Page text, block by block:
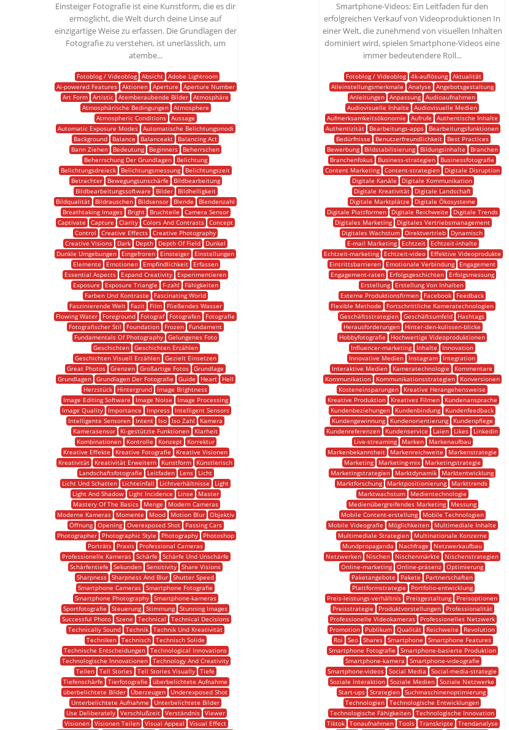
Einsteiger Fotografie ist eine Kunstform, die es dir
ermöglicht, die Welt durch deine Linse auf
einzigartige Weise zu erfassen. Die Grundlagen der
Fotografie zu verstehen, ist unerlässlich, um
atembe...
Fotoblog / Videoblog Absicht
Adobe Lightroom
Ai-powered Features
Aktionen Aperture
Aperture Number
Art Form
Artistic Atemberaubende Bilder
Atmosphäre
Atmosphärische Bedingungen
Atmosphere
Atmospheric Conditions
Aussage
Automatic Exposure Modes
Automatische Belichtungsmodi
Background
Balance Balanceakt
Balancing Act
Bann Ziehen
Bedeutung Beginners
Beherrschen
Beherrschung Der Grundlagen
Belichtung
Belichtungsdreieck
Belichtungsmessung
Belichtungszeit
Betrachter
Bewegungsunschärfe
Bildbearbeitung
Bildbearbeitungssoftware
Bilder
Bildhelligkeit
Bildqualität
Bildrauschen Bildsensor Blende
Blendenzahl
Breathtaking Images
Bright Bruchteile
Camera Sensor
Captivate
Capture Clarity Colors And Contrasts Concept
Control
Creative Effects Creative Photography
Creative Visions
Dark Depth Depth Of Field
Dunkel
Dunkle Umgebungen
Eingefroren Einsteiger
Einstellungen
Elemente
Emotionen Empfindlichkeit
Erfassen
Essential Aspects
Expand Creativity
Experimentieren
Exposure
Exposure Triangle F-zahl
Fähigkeiten
Farben Und Kontraste
Fascinating World
Faszinierende Welt
Fazit Film
Fließendes Wasser
Flowing Water
Foreground Fotograf Fotografen
Fotografie
Fotografischer Stil
Foundation Frozen
Fundament
Fundamentals Of Photography
Gelungenes Foto
Geschichten
Geschichten Erzählen
Geschichten Visuell Erzählen
Gezielt Einsetzen
Great Photos Grenzen Großartige Fotos Grundlage
Grundlagen
Grundlagen Der Fotografie Guide Heart
Hell
Herzstück
Hintergrund
Image Brightness
Image Editing Software
Image Noise
Image Processing
Image Quality
Importance Impress
Intelligent Sensors
Intelligente Sensoren
Intent Iso Iso Zahl
Kamera
Kamerasensor
Ki-gestützte Funktionen
Klarheit
Kombinationen
Kontrolle Konzept
Korrektur
Kreative Effekte
Kreative Fotografie
Kreative Visionen
Kreativität
Kreativität Erweitern Kunstform
Künstlerisch
Landschaftsfotografie
Leitfaden Lens
Licht
Licht Und Schatten
Lichteinfall Lichtverhältnisse
Light
Light And Shadow
Light Incidence Linse
Master
Mastery Of The Basics
Menge
Modern Cameras
Moderne Kameras
Momente Mood Motion Blur
Objektiv
Öffnung
Opening Overexposed Shot
Passing Cars
Photographer
Photographic Style Photography
Photoshop
Porträts
Praxis
Professional Cameras
Professionelle Kameras Schärfe
Schärfe Und Unschärfe
Schärfentiefe
Sekunden Sensitivity Share Visions
Sharpness Sharpness And Blur Shutter Speed
Smartphone Cameras Smartphone Fotografie
Smartphone Photography
Smartphone-kameras
Sportfotografie
Steuerung Stimmung Stunning Images
Successful Photo
Szene Technical
Technical Decisions
Technically Sound Technik Technik Und Kreativität
Techniken
Technisch
Technisch Solide
Technische Entscheidungen Technological Innovations
Technologische Innovationen Technology And Creativity
Teilen Tell Stories Tell Stories Visually Tiefe
Tiefenschärfe
Tierfotografie
überbelichtete Aufnahme
überbelichtete Bilder
Überzeugen
Underexposed Shot
Unterbelichtete Aufnahme
Unterbelichtete Bilder
Use Deliberately
Verschlußzeit Verständnis
Viewer
Visionen Visionen Teilen Visual Appeal
Visual Effect
Smartphone-Videos: Ein Leitfaden für den
erfolgreichen Verkauf von Videoproduktionen In
einer Welt, die zunehmend von visuellen Inhalten
dominiert wird, spielen Smartphone-Videos eine
immer bedeutendere Roll...
Fotoblog / Videoblog 4k-auflösung Aktualität
Alleinstellungsmerkmale
Analyse
Angebotsgestaltung
Anleitungen
Anpassung
Audioaufnahmen
Audiovisuelle Inhalte
Audiovisuelle Medien
Aufmerksamkeitsökonomie
Aufrufe
Authentische Inhalte
Authentizität
Bearbeitungs-apps
Bearbeitungsfunktionen
Bedürfnisse
Benutzerfreundlichkeit
Best Practices
Bewerbung
Bildstabilisierung Bildungsinhalte
Branchen
Branchenfokus
Business-strategien
Businessfotografie
Content Marketing
Content-strategien
Digitale Disruption
Digitale Kanäle
Digitale Kommunikation
Digitale Kreativität
Digitale Landschaft
Digitale Marktplätze
Digitale Ökosysteme
Digitale Plattformen
Digitale Reichweite
Digitale Trends
Digitales Marketing
Digitales Vertriebsmanagement
Digitales Wachstum
Direktvertrieb
Dynamisch
E-mail Marketing
Echtzeit
Echtzeit-inhalte
Echtzeit-marketing
Echtzeit-video
Effektive Videoprodukte
Eintrittsbarrieren
Emotionale Verbindung
Engagement
Engagement-raten
Erfolgsgeschichten
Erfolgsmessung
Erstellung
Erstellung Von Inhalten
Externe Produktionsfirmen
Facebook
Feedback
Flexible Methode
Fortschrittliche Kameratechnologien
Geschäftsstrategien Geschäftsumfeld
Hashtags
Herausforderungen
Hinter-den-kulissen-blicke
Hobbyfotografie
Hochwertige Videoproduktionen
Influencer-marketing
Inhalte
Innovation
Innovative Medien
Instagram
Integration
Interaktive Medien
Kameratechnologie
Kommentare
Kommunikation
Kommunikationsstrategien
Konversionen
Kosteneinsparungen
Kreative Herangehensweise
Kreative Produktion
Kreatives Filmen
Kundenansprache
Kundenbeziehungen
Kundenbindung
Kundenfeedback
Kundengewinnung
Kundenorientierung
Kundenpflege
Kundenreferenzen
Kundenservice Laien Likes
Linkedin
Live-streaming
Marken
Markenaufbau
Markenbekanntheit
Markenreichweite
Markenstrategie
Marketing
Marketing-mix
Marketingstrategie
Marketingstrategien
Marktdynamik
Marktentwicklung
Marktforschung
Marktpositionierung
Markttrends
Marktwachstum
Medientechnologie
Medienübergreifendes Marketing
Messung
Mobile Content-erstellung
Mobile Technologien
Mobile Videografie
Möglichkeiten
Multimediale Inhalte
Multimediale Strategien
Multinationale Konzerne
Mundpropaganda
Nachfrage
Netzwerkaufbau
Netzwerken
Nischen Nischenmärkte
Nischenstrategien
Online-marketing Online-präsenz Optimierung
Paketangebote
Pakete
Partnerschaften
Plattformstrategie
Portfolio-entwicklung
Preis-leistungs-verhältnis
Preisgestaltung
Preisoptionen
Preisstrategie
Produktvorstellungen
Professionalität
Professionelle Videokameras
Professionelles Netzwerk
Promotion
Publikum Qualität Reichweite
Revolution
Roi
Seo Shares Smartphone
Smartphone Features
Smartphone Fotografie
Smartphone-basierte Produktion
Smartphone-kamera
Smartphone-videografie
Smartphone-videos Social Media
Social-media-strategie
Soziale Interaktion Soziale Medien Soziale Netzwerke
Start-ups Strategien Suchmaschinenoptimierung
Technologien Technologische Entwicklungen
Technologische Fähigkeiten Technologische Innovation
Tiktok
Tonaufnahmen Tools Transkripte
Trendanalyse